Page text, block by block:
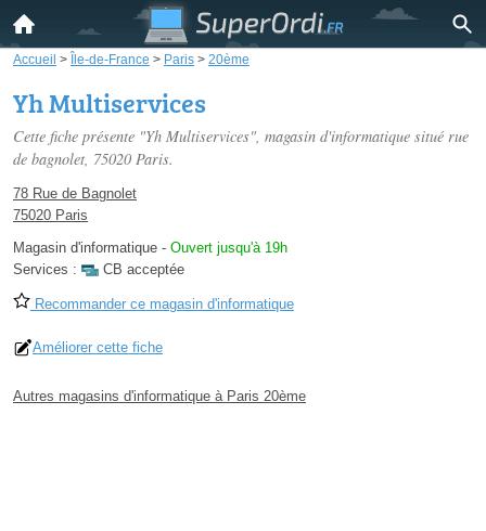
Accueil > Île-de-France > Paris > 20ème
Yh Multiservices
Cette fiche présente "Yh Multiservices", magasin d'informatique situé rue
de bagnolet, 75020 Paris.
78 Rue de Bagnolet
75020 Paris
Magasin d'informatique - Ouvert jusqu'à 19h
Services :
CB acceptée
Recommander ce magasin d'informatique
Améliorer cette fiche
Autres magasins d'informatique à Paris 20ème